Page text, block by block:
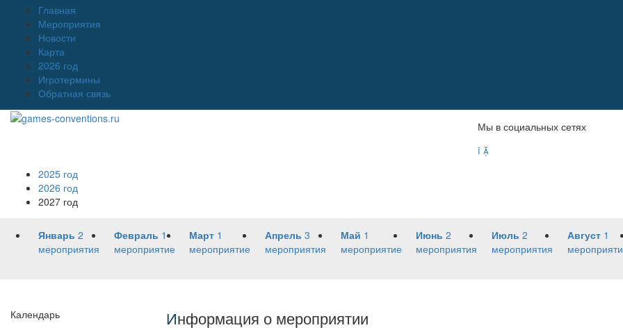
Главная
Мероприятия
Новости
Карта
2026 год
Игротермины
Обратная связь
Мы в социальных сетях
 
2025 год
2026 год
2027 год
Январь 2
мероприятия
Февраль 1
мероприятие
Март 1
мероприятие
Апрель 3
мероприятия
Май 1
мероприятие
Июнь 2
мероприятия
Июль 2
мероприятия
Август 1
Календарь
Информация о мероприятии